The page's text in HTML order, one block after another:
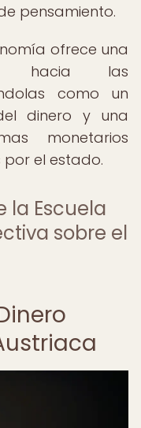
pensamiento.
ofrece una
hacia las
como un
dinero y una
monetarios
el estado.
la Escuela
sobre el